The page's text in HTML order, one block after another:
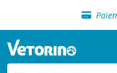
Livraison
Sélection